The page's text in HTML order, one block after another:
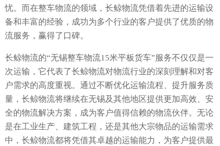
忧。而在整车物流的领域，长鲸物流凭借着先进的运输设
备和丰富的经验，成功为多个行业的客户提供了优质的物
流服务，赢得了口碑。
长鲸物流的“无锡整车物流15米平板货车”服务不仅仅是一
次运输，它代表了长鲸物流对物流行业的深刻理解和对客
户需求的高度重视。通过不断优化运输流程、提升服务质
量，长鲸物流将继续在无锡及其他地区提供更加高效、安
全的物流解决方案，成为客户值得信赖的物流伙伴。无论
是在工业生产、建筑工程，还是其他大宗物品的运输需求
中，长鲸物流都将凭借其卓越的运输能力，为客户提供最